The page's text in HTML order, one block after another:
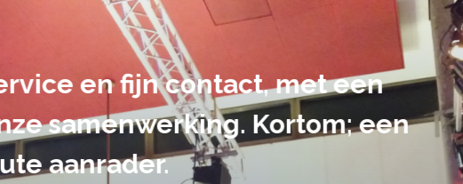
De audiovisuele uitvoering van
volledig uit handen gegeven en dat
tot in de puntjes